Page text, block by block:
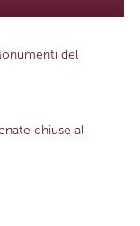
del
chiuse al